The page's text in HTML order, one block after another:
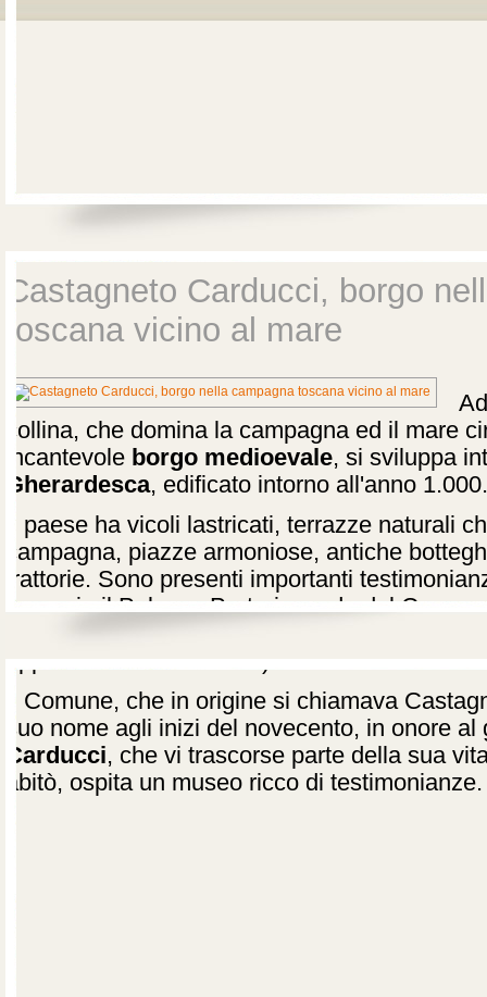
Castagneto Carducci, borgo
toscana vicino al mare
collina, che domina la campagna ed il mare
incantevole borgo medioevale, si sviluppa
Gherardesca, edificato intorno all'anno 1.000.
Il paese ha vicoli lastricati, terrazze naturali
campagna, piazze armoniose, antiche
trattorie. Sono presenti importanti
esempio il Palazzo Pretorio, sede del
SS. Crocifisso
Il Comune, che in origine si chiamava
suo nome agli inizi del novecento, in onore
Carducci, che vi trascorse parte della sua
abitò, ospita un museo ricco di testimonianze.